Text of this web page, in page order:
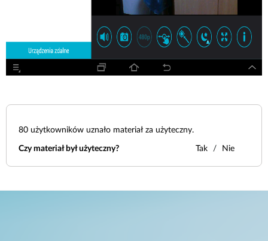
80 użytkowników uznało materiał za użyteczny.
Czy materiał był użyteczny? Tak Nie